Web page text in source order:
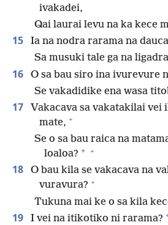
ivakadei,
Qai laurai levu na ka kece
15
Ia na nodra rarama na
Sa musuki tale ga na
16
O sa bau siro ina ivurevure
Se vakadidike ena wasa
17
Vakacava sa vakatakilai vei
mate, +
Se o sa bau raica na
loaloa? * +
18
O bau kila se vakacava na
vuravura? +
Tukuna mai ke o sa kila
19 I vei na itikotiko ni rarama?